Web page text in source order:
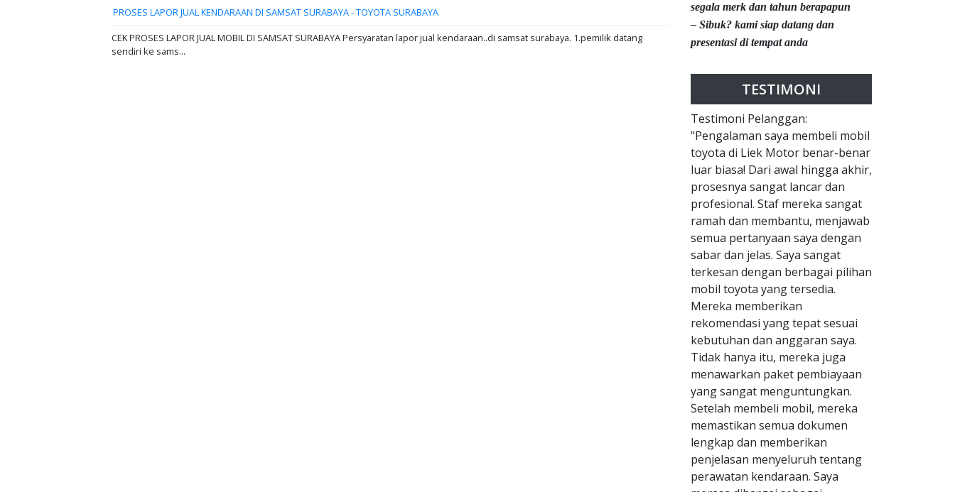
PROSES LAPOR JUAL KENDARAAN DI SAMSAT SURABAYA - TOYOTA SURABAYA
CEK PROSES LAPOR JUAL MOBIL DI SAMSAT SURABAYA Persyaratan lapor jual kendaraan..di samsat surabaya. 1.pemilik datang
sendiri ke sams...
segala merk dan tahun berapapun
– Sibuk? kami siap datang dan
presentasi di tempat anda
TESTIMONI
Testimoni Pelanggan:
"Pengalaman saya membeli mobil
toyota di Liek Motor benar-benar
luar biasa! Dari awal hingga akhir,
prosesnya sangat lancar dan
profesional. Staf mereka sangat
ramah dan membantu, menjawab
semua pertanyaan saya dengan
sabar dan jelas. Saya sangat
terkesan dengan berbagai pilihan
mobil toyota yang tersedia.
Mereka memberikan
rekomendasi yang tepat sesuai
kebutuhan dan anggaran saya.
Tidak hanya itu, mereka juga
menawarkan paket pembiayaan
yang sangat menguntungkan.
Setelah membeli mobil, mereka
memastikan semua dokumen
lengkap dan memberikan
penjelasan menyeluruh tentang
perawatan kendaraan. Saya